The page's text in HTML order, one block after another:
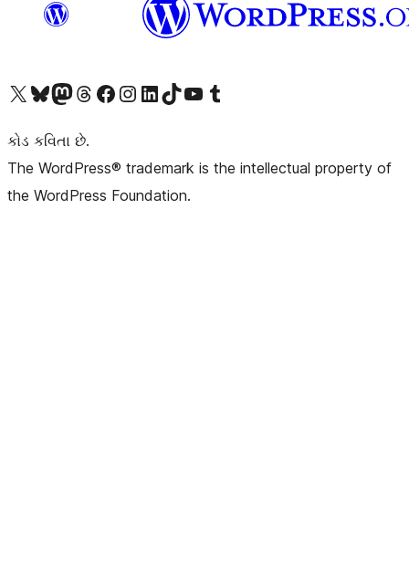
અમારા X (અગાઉ ટ્વિટર) એકાઉન્ટની મુલાકાત લોઅમારા Bluesky એકાઉન્ટની મુલાકાત લોઅમારા માસ્ટોડોન એકાઉન્ટની મુલાકાત લોઅમારા Threads એકાઉન્ટની મુલાકાત લો અમારા ફેસબુક પેજની મુલાકાત લોઅમારા ઇન્સ્ટાગ્રામ એકાઉન્ટની મુલાકાત લો અમારા LinkedIn એકાઉન્ટની મુલાકાત લોઅમારા TikTok એકાઉન્ટની મુલાકાત લોઅમારી YouTube ચેનલની મુલાકાત લો અમારા Tumblr એકાઉન્ટની મુલાકાત લો
કોડ કવિતા છે.
The WordPress® trademark is the intellectual property of
the WordPress Foundation.